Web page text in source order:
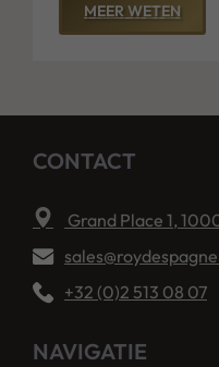
MEER WETEN
CONTACT
Grand Place 1,
+32 (0)2 513 08 07
NAVIGATIE